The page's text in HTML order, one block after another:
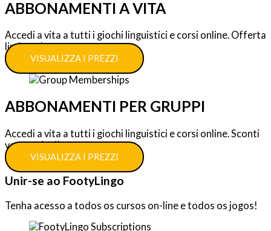
ABBONAMENTI A VITA
Accedi a vita a tutti i giochi linguistici e corsi online. Offerta
limitata!
VISUALIZZA I PREZZI
ABBONAMENTI PER GRUPPI
Accedi a vita a tutti i giochi linguistici e corsi online. Sconti
vantaggiosi!
VISUALIZZA I PREZZI
Unir-se ao FootyLingo
Tenha acesso a todos os cursos on-line e todos os jogos!